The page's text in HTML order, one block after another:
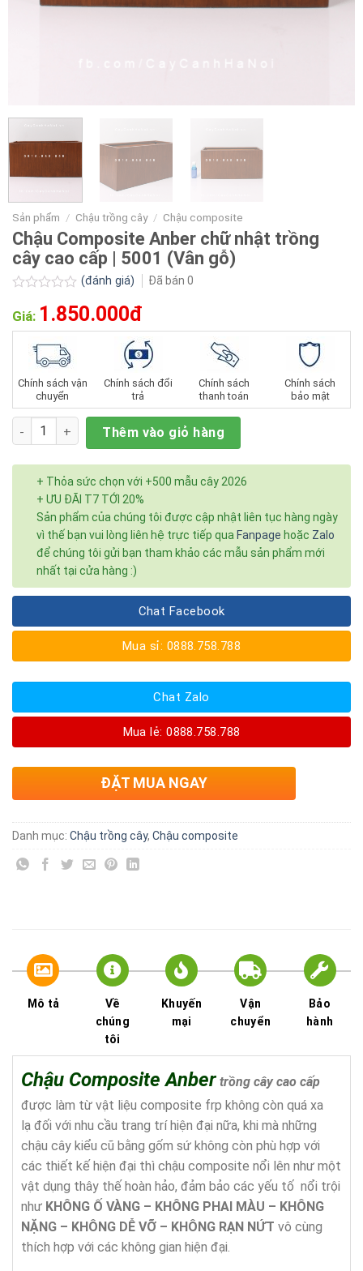
Sản phẩm / Chậu trồng cây / Chậu composite
Chậu Composite Anber chữ nhật trồng
cây cao cấp | 5001 (Vân gỗ)
xếp
(đánh giá) Đã bán 0
Giá: 1.850.000đ
Chính sách vận
chuyển
Chính sách đổi
trả
Chính sách
thanh toán
Chính sách
bảo mật
Số lượng Thêm vào giỏ hàng
+ Thỏa sức chọn với +500 mẫu cây 2026
+ ƯU ĐÃI T7 TỚI 20%
Sản phẩm của chúng tôi được cập nhật liên tục hàng ngày
vì thế bạn vui lòng liên hệ trực tiếp qua Fanpage hoặc Zalo
để chúng tôi gửi bạn tham khảo các mẫu sản phẩm mới
nhất tại cửa hàng :)
Chat Facebook
Mua sỉ: 0888.758.788
Chat Zalo
Mua lẻ: 0888.758.788
ĐẶT MUA NGAY
Danh mục: Chậu trồng cây, Chậu composite
Mô tả
Về
chúng
tôi
Khuyến
mại
Vận
chuyển
Bảo
hành
Chậu Composite Anber trồng cây cao cấp
được làm từ vật liệu composite frp không còn quá xa
lạ đối với nhu cầu trang trí hiện đại nữa, khi mà những
chậu cây kiểu cũ bằng gốm sứ không còn phù hợp với
các thiết kế hiện đại thì chậu composite nổi lên như một
vật dụng thây thế hoàn hảo, đảm bảo các yếu tố nổi trội
như KHÔNG Ố VÀNG – KHÔNG PHAI MÀU – KHÔNG
NẶNG – KHÔNG D Ễ VỠ – KHÔNG RẠN N ỨT vô cùng
thích hợp với các không gian hiện đại.